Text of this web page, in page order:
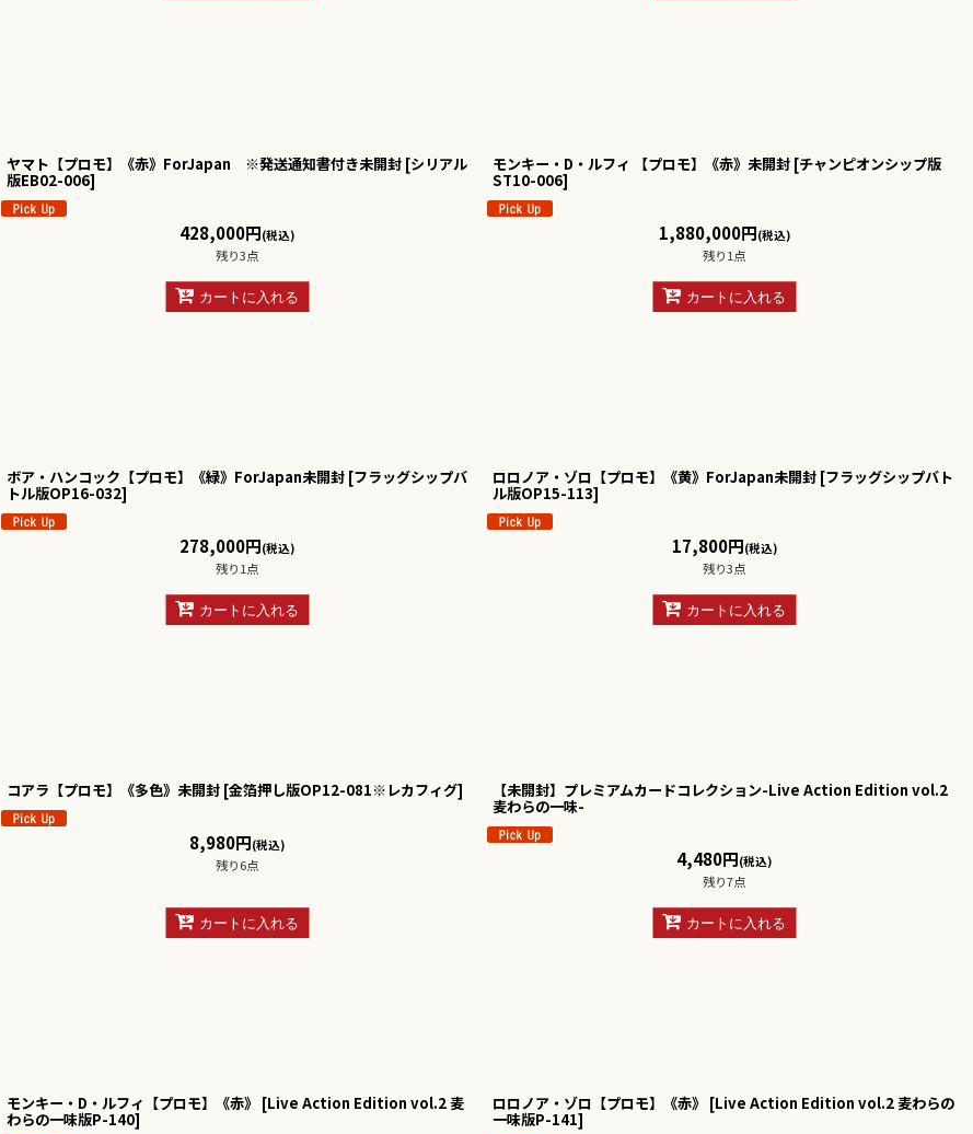
ヤマト【プロモ】《赤》ForJapan ※発送通知書付き未開封 [シリアル
版EB02-006]
428,000円(税込)
残り3点
カートに入れる
モンキー・D・ルフィ 【プロモ】《赤》未開封 [チャンピオンシップ版
ST10-006]
1,880,000円(税込)
残り1点
カートに入れる
ボア・ハンコック【プロモ】《緑》ForJapan未開封 [フラッグシップバ
トル版OP16-032]
278,000円(税込)
残り1点
カートに入れる
ロロノア・ゾロ【プロモ】《黄》ForJapan未開封 [フラッグシップバト
ル版OP15-113]
17,800円(税込)
残り3点
カートに入れる
コアラ【プロモ】《多色》未開封 [金箔押し版OP12-081※レカフィグ]
8,980円(税込)
残り6点
カートに入れる
【未開封】プレミアムカードコレクション-Live Action Edition vol.2
麦わらの一味-
4,480円(税込)
残り7点
カートに入れる
モンキー・D・ルフィ【プロモ】《赤》 [Live Action Edition vol.2 麦
わらの一味版P-140]
ロロノア・ゾロ【プロモ】《赤》 [Live Action Edition vol.2 麦わらの
一味版P-141]